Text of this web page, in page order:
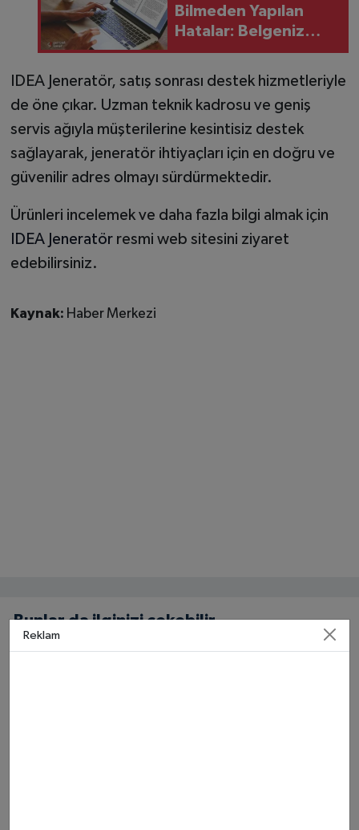
Bilmeden Yapılan
Hatalar: Belgeniz
Neden Geri Çevrilir?
IDEA Jeneratör, satış sonrası destek hizmetleriyle
de öne çıkar. Uzman teknik kadrosu ve geniş
servis ağıyla müşterilerine kesintisiz destek
sağlayarak, jeneratör ihtiyaçları için en doğru ve
güvenilir adres olmayı sürdürmektedir.
Ürünleri incelemek ve daha fazla bilgi almak için
IDEA Jeneratörresmi web sitesini ziyaret
edebilirsiniz.
Kaynak: Haber Merkezi
Bunlar da ilginizi çekebilir
Reklam